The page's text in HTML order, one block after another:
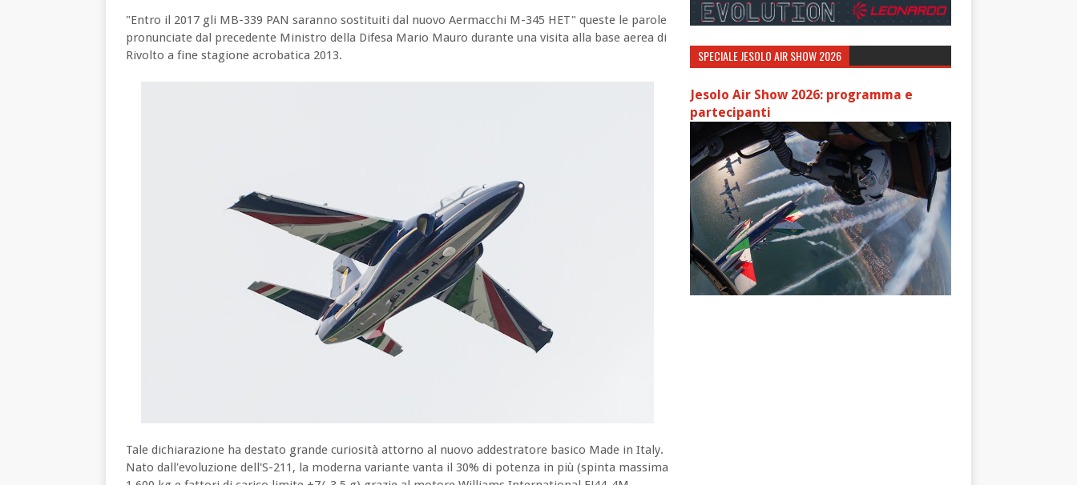
"Entro il 2017 gli MB-339 PAN saranno sostituiti dal nuovo Aermacchi M-345 HET" queste le parole
pronunciate dal precedente Ministro della Difesa Mario Mauro durante una visita alla base aerea di
Rivolto a fine stagione acrobatica 2013.
Tale dichiarazione ha destato grande curiosità attorno al nuovo addestratore basico Made in Italy.
Nato dall'evoluzione dell'S-211, la moderna variante vanta il 30% di potenza in più (spinta massima
SPECIALE JESOLO AIR SHOW 2026
Jesolo Air Show 2026: programma e
partecipanti